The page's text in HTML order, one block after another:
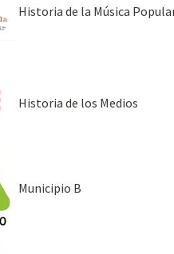
Historia de la Música
Historia de los Medios
Municipio B